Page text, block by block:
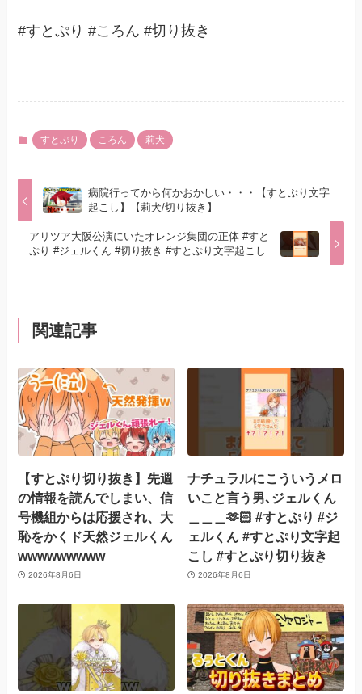
#すとぷり #ころん #切り抜き
すとぷり ころん 莉犬
病院行ってから何かおかしい・・・【すとぷり文字
起こし】【莉犬/切り抜き】
アリツア大阪公演にいたオレンジ集団の正体 #すと
ぷり #ジェルくん #切り抜き #すとぷり文字起こし
関連記事
【すとぷり切り抜き】先週
の情報を読んでしまい、信
号機組からは応援され、大
恥をかくド天然ジェルくん
wwwwwwwww
2026年8月6日
ナチュラルにこういうメロ
いこと言う男､ジェルくん
＿＿＿🫶🏻 #すとぷり #ジ
ェルくん #すとぷり文字起
こし #すとぷり切り抜き
2026年8月6日